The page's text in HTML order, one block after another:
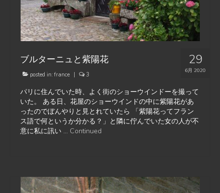
29
6月 2020
ブルターニュと紫陽花
posted in: france 3
パリに住んでいた時、よく街のショーウインドーを撮って
いた。 ある日、花屋のショーウインドの中に紫陽花があ
ったのでぼんやりと見とれていたら 「紫陽花ってフラン
ス語で何というか分かる？」と隣に佇んでいた女の人が不
意に私に訊い … Continued